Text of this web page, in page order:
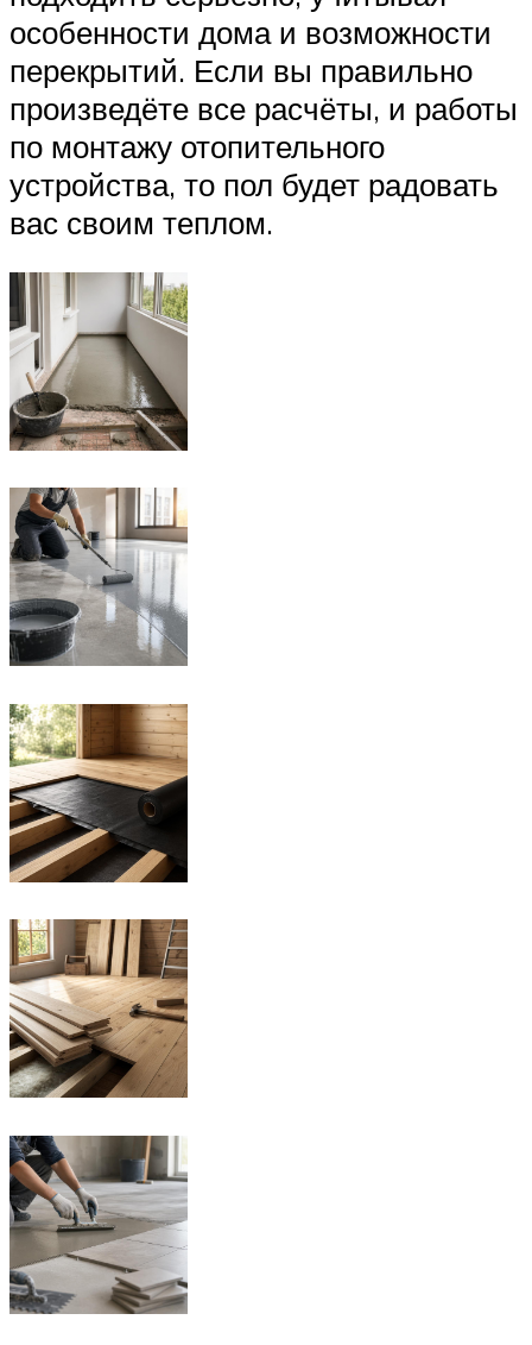
особенности дома и возможности
перекрытий. Если вы правильно
произведёте все расчёты, и работы
по монтажу отопительного
устройства, то пол будет радовать
вас своим теплом.